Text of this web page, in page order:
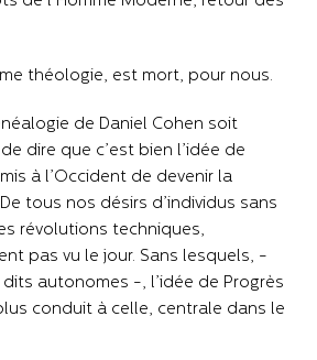
théologie, est mort, pour nous.
de Daniel Cohen soit
dire que c’est bien l’idée de
à l’Occident de devenir la
tous nos désirs d’individus sans
révolutions techniques,
pas vu le jour. Sans lesquels, -
autonomes -, l’idée de Progrès
conduit à celle, centrale dans le